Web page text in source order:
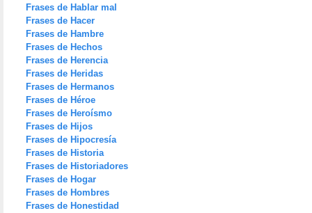
Frases de Hablar mal
Frases de Hacer
Frases de Hambre
Frases de Hechos
Frases de Herencia
Frases de Heridas
Frases de Hermanos
Frases de Héroe
Frases de Heroísmo
Frases de Hijos
Frases de Hipocresía
Frases de Historia
Frases de Historiadores
Frases de Hogar
Frases de Hombres
Frases de Honestidad